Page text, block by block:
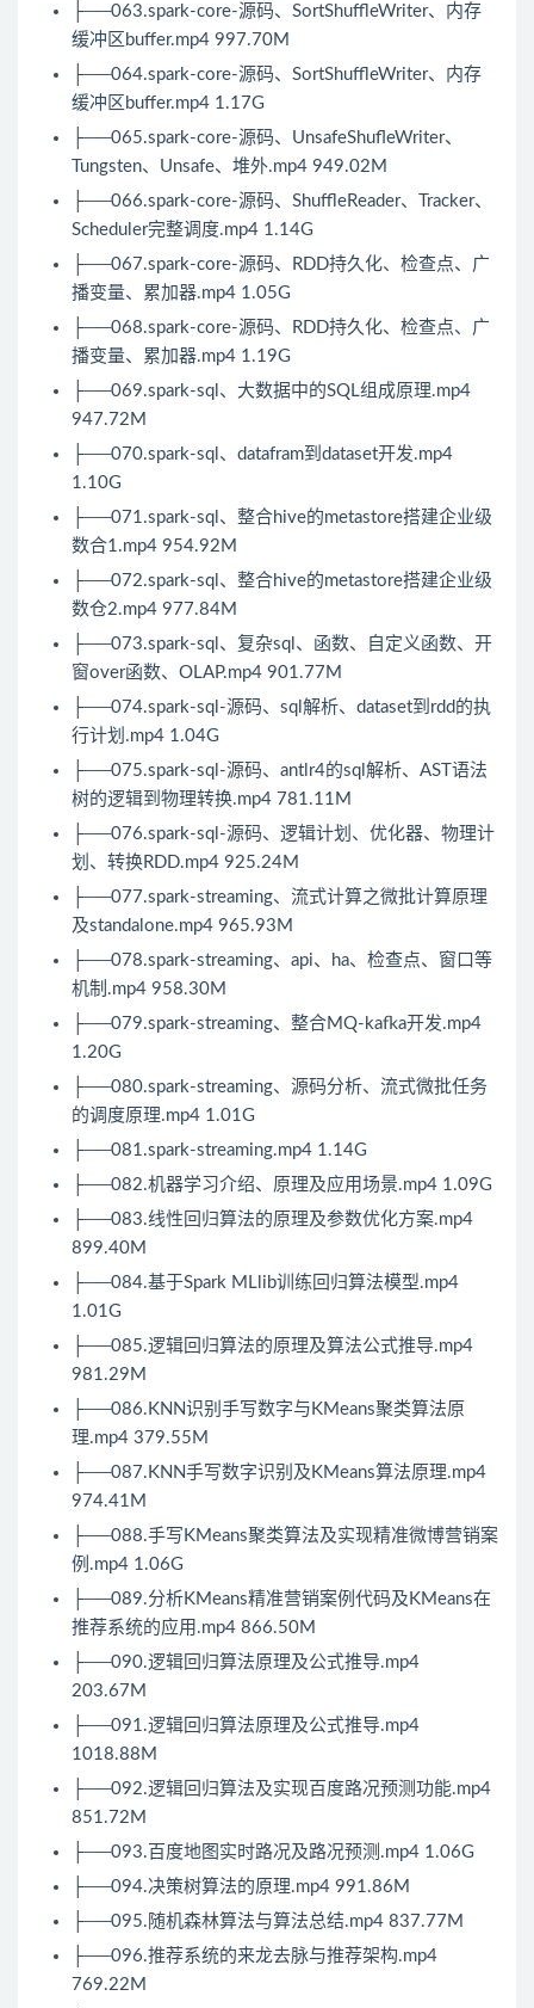
├──063.spark-core-源码、SortShuffleWriter、内存
缓冲区buffer.mp4 997.70M
├──064.spark-core-源码、SortShuffleWriter、内存
缓冲区buffer.mp4 1.17G
├──065.spark-core-源码、UnsafeShufleWriter、
Tungsten、Unsafe、堆外.mp4 949.02M
├──066.spark-core-源码、ShuffleReader、Tracker、
Scheduler完整调度.mp4 1.14G
├──067.spark-core-源码、RDD持久化、检查点、广
播变量、累加器.mp4 1.05G
├──068.spark-core-源码、RDD持久化、检查点、广
播变量、累加器.mp4 1.19G
├──069.spark-sql、大数据中的SQL组成原理.mp4
947.72M
├──070.spark-sql、datafram到dataset开发.mp4
1.10G
├──071.spark-sql、整合hive的metastore搭建企业级
数合1.mp4 954.92M
├──072.spark-sql、整合hive的metastore搭建企业级
数仓2.mp4 977.84M
├──073.spark-sql、复杂sql、函数、自定义函数、开
窗over函数、OLAP.mp4 901.77M
├──074.spark-sql-源码、sql解析、dataset到rdd的执
行计划.mp4 1.04G
├──075.spark-sql-源码、antlr4的sql解析、AST语法
树的逻辑到物理转换.mp4 781.11M
├──076.spark-sql-源码、逻辑计划、优化器、物理计
划、转换RDD.mp4 925.24M
├──077.spark-streaming、流式计算之微批计算原理
及standalone.mp4 965.93M
├──078.spark-streaming、api、ha、检查点、窗口等
机制.mp4 958.30M
├──079.spark-streaming、整合MQ-kafka开发.mp4
1.20G
├──080.spark-streaming、源码分析、流式微批任务
的调度原理.mp4 1.01G
├──081.spark-streaming.mp4 1.14G
├──082.机器学习介绍、原理及应用场景.mp4 1.09G
├──083.线性回归算法的原理及参数优化方案.mp4
899.40M
├──084.基于Spark MLlib训练回归算法模型.mp4
1.01G
├──085.逻辑回归算法的原理及算法公式推导.mp4
981.29M
├──086.KNN识别手写数字与KMeans聚类算法原
理.mp4 379.55M
├──087.KNN手写数字识别及KMeans算法原理.mp4
974.41M
├──088.手写KMeans聚类算法及实现精准微博营销案
例.mp4 1.06G
├──089.分析KMeans精准营销案例代码及KMeans在
推荐系统的应用.mp4 866.50M
├──090.逻辑回归算法原理及公式推导.mp4
203.67M
├──091.逻辑回归算法原理及公式推导.mp4
1018.88M
├──092.逻辑回归算法及实现百度路况预测功能.mp4
851.72M
├──093.百度地图实时路况及路况预测.mp4 1.06G
├──094.决策树算法的原理.mp4 991.86M
├──095.随机森林算法与算法总结.mp4 837.77M
├──096.推荐系统的来龙去脉与推荐架构.mp4
769.22M